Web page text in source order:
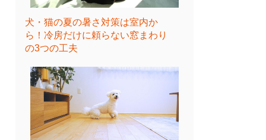
犬・猫の夏の暑さ対策は室内か
ら！冷房だけに頼らない窓まわり
の3つの工夫